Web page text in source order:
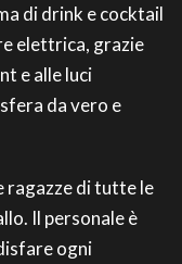
di drink e cocktail
elettrica, grazie
e alle luci
da vero e
ragazze di tutte le
Il personale è
ogni